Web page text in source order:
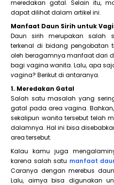
meredakan gatal. Selain itu,
dapat dilihat dalam artikel ini.
Manfaat Daun Sirih untuk
Daun sirih merupakan salah
terkenal di bidang pengobatan
oleh beragamnya manfaat dari
bagi vagina wanita. Lalu, apa
vagina? Berikut di antaranya.
1. Meredakan Gatal
Salah satu masalah yang
gatal pada area vagina.
sekalipun wanita tersebut telah
dalamnya. Hal ini bisa
area tersebut.
Kalau kamu juga
karena salah satu manfaat
Caranya dengan merebus
Lalu, airnya bisa digunakan